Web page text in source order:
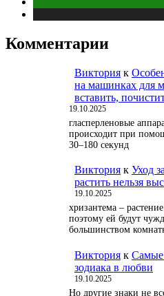
Комментарии
Виктория к
на машинках для
вставить,
19.10.2025
гласперленовые
происходит при
30–180 секунд
Виктория к Уход
растить нельзя
19.10.2025
хризантема –
поэтому ей будут
большинством
Виктория к Самые
зодиака в любви
19.10.2025
Но другие знаки не